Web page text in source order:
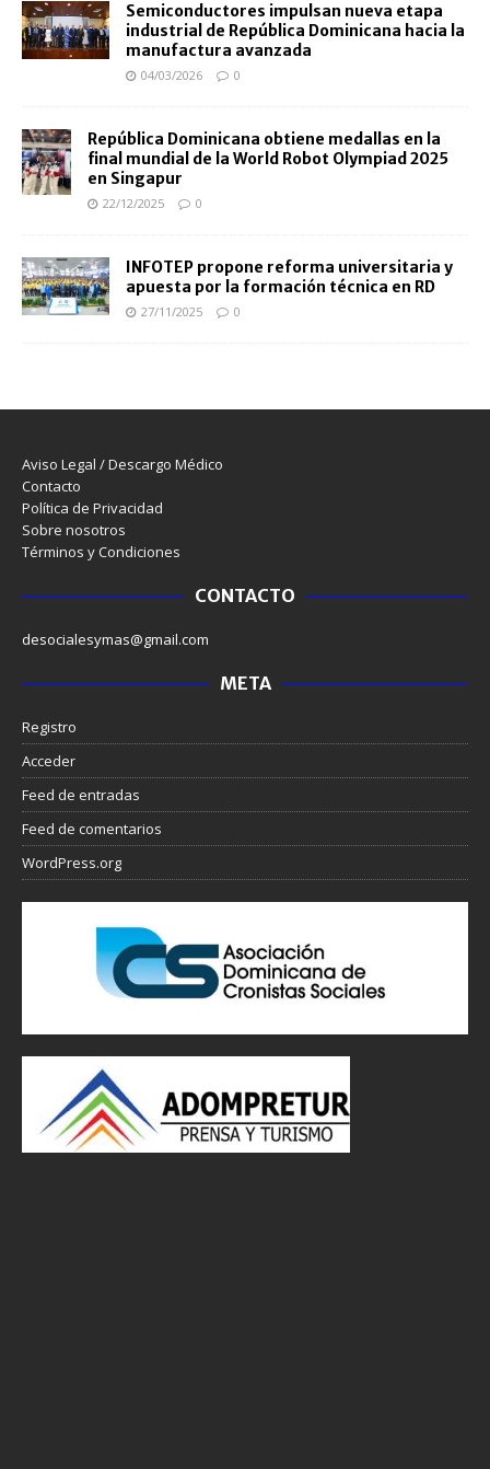
Semiconductores impulsan nueva etapa
industrial de República Dominicana hacia la
manufactura avanzada
04/03/2026 0
República Dominicana obtiene medallas en la
final mundial de la World Robot Olympiad 2025
en Singapur
22/12/2025 0
INFOTEP propone reforma universitaria y
apuesta por la formación técnica en RD
27/11/2025 0
Aviso Legal / Descargo Médico
Contacto
Política de Privacidad
Sobre nosotros
Términos y Condiciones
CONTACTO
desocialesymas@gmail.com
META
Registro
Acceder
Feed de entradas
Feed de comentarios
WordPress.org